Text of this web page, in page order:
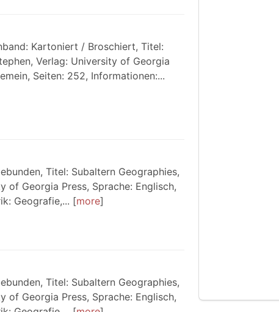
Kartoniert / Broschiert, Titel:
Verlag: University of Georgia
Seiten: 252, Informationen:...
Titel: Subaltern Geographies,
of Georgia Press, Sprache: Englisch,
Geografie,...
more
Titel: Subaltern Geographies,
of Georgia Press, Sprache: Englisch,